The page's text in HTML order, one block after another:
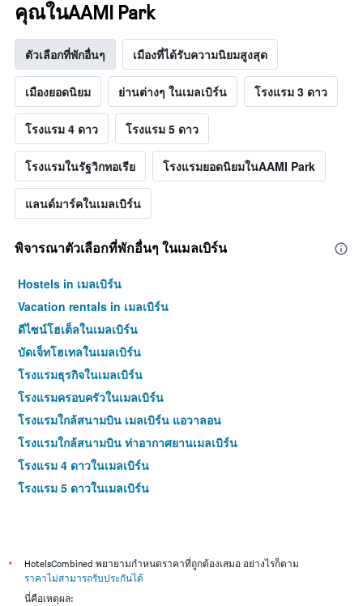
คุณในAAMI Park
ตัวเลือกที่พักอื่นๆ เมืองที่ได้รับความนิยมสูงสุด
เมืองยอดนิยม ย่านต่างๆ ในเมลเบิร์น โรงแรม 3 ดาว
โรงแรม 4 ดาว โรงแรม 5 ดาว
โรงแรมในรัฐวิกทอเรีย โรงแรมยอดนิยมในAAMI Park
แลนด์มาร์คในเมลเบิร์น
พิจารณาตัวเลือกที่พักอื่นๆ ในเมลเบิร์น
Hostels in เมลเบิร์น
Vacation rentals in เมลเบิร์น
ดีไซน์โฮเต็ลในเมลเบิร์น
บัดเจ็ทโฮเทลในเมลเบิร์น
โรงแรมธุรกิจในเมลเบิร์น
โรงแรมครอบครัวในเมลเบิร์น
โรงแรมใกล้สนามบิน เมลเบิร์น แอวาลอน
โรงแรมใกล้สนามบิน ท่าอากาศยานเมลเบิร์น
โรงแรม 4 ดาวในเมลเบิร์น
โรงแรม 5 ดาวในเมลเบิร์น
*
HotelsCombined พยายามกำหนดราคาที่ถูกต้องเสมอ อย่างไรก็ตาม
ราคาไม่สามารถรับประกันได้
นี่คือเหตุผล: